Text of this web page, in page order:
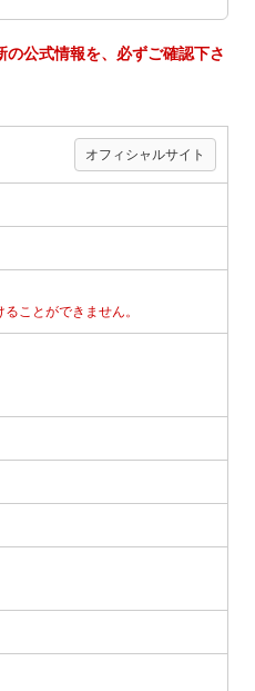
公式情報を、必ずご確認下さ
オフィシャルサイト
ことができません。